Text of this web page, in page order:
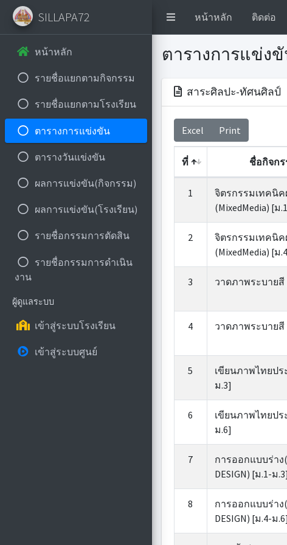
หน้าหลัก ติดต่อ
SILLAPA72
หน้าหลัก
รายชื่อแยกตามกิจกรรม
รายชื่อแยกตามโรงเรียน
ตารางการแข่งขัน
ตารางวันแข่งขัน
ผลการแข่งขัน(กิจกรรม)
ผลการแข่งขัน(โรงเรียน)
รายชื่อกรรมการตัดสิน
รายชื่อกรรมการดำเนิน
งาน
ผู้ดูแลระบบ
เข้าสู่ระบบโรงเรียน
เข้าสู่ระบบศูนย์
ตารางการแข่ง
สาระศิลปะ-ทัศนศิลป์
Excel Print
ที่ ชื่อกิจก
1
จิตรกรรมเทคนิค
(MixedMedia) [ม
2
จิตรกรรมเทคนิค
(MixedMedia) [ม
3 วาดภาพระบายสี
4 วาดภาพระบายสี
5
เขียนภาพไทยปร
ม.3]
6
เขียนภาพไทยปร
ม.6]
7
การออกแบบร่าง
DESIGN) [ม.1-ม.3]
8
การออกแบบร่าง
DESIGN) [ม.4-ม.6]